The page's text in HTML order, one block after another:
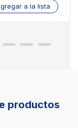
a la lista
productos